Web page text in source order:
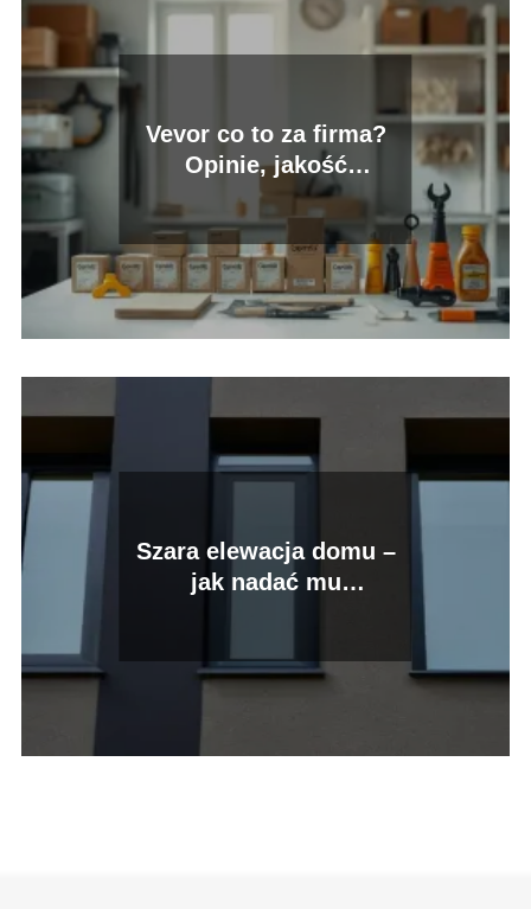
Vevor co to za firma?
Opinie, jakość
produktów, oferta
Szara elewacja domu –
jak nadać mu